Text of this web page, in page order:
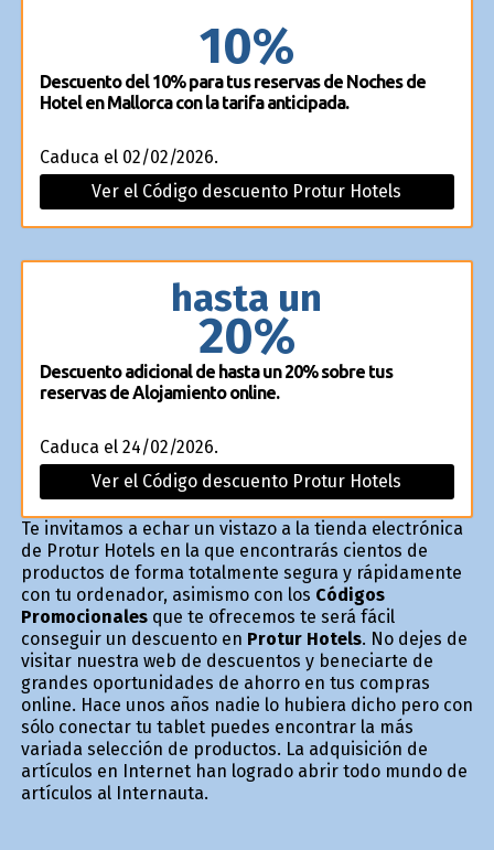
10%
Descuento del 10% para tus reservas de Noches de
Hotel en Mallorca con la tarifa anticipada.
Caduca el 02/02/2026.
Ver el Código descuento Protur Hotels
hasta un
20%
Descuento adicional de hasta un 20% sobre tus
reservas de Alojamiento online.
Caduca el 24/02/2026.
Ver el Código descuento Protur Hotels
Te invitamos a echar un vistazo a la tienda electrónica
de Protur Hotels en la que encontrarás cientos de
productos de forma totalmente segura y rápidamente
con tu ordenador, asimismo con los Códigos
Promocionalesque te ofrecemos te será fácil
conseguir un descuento en Protur Hotels. No dejes de
visitar nuestra web de descuentos y beneficiarte de
grandes oportunidades de ahorro en tus compras
online. Hace unos años nadie lo hubiera dicho pero con
sólo conectar tu tablet puedes encontrar la más
variada selección de productos. La adquisición de
artículos en Internet han logrado abrir todo mundo de
artículos al Internauta.